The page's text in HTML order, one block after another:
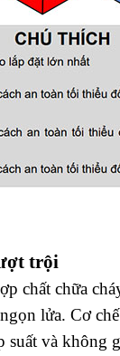
trội
chất chữa
lửa. Cơ
và không